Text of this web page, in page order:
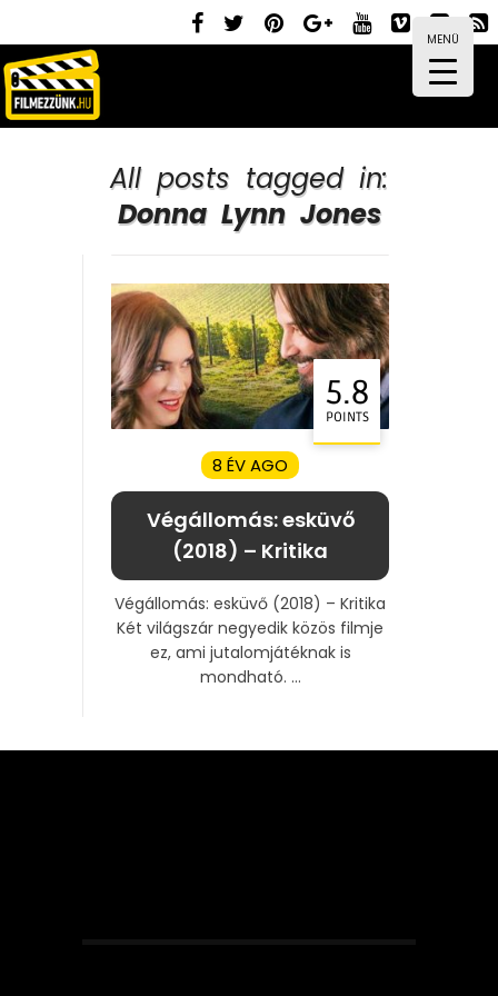
MENÜ
All posts tagged in:
Donna Lynn Jones
5.8
POINTS
8 ÉV AGO
Végállomás: esküvő
(2018) – Kritika
Végállomás: esküvő (2018) – Kritika
Két világszár negyedik közös filmje
ez, ami jutalomjátéknak is
mondható. ...